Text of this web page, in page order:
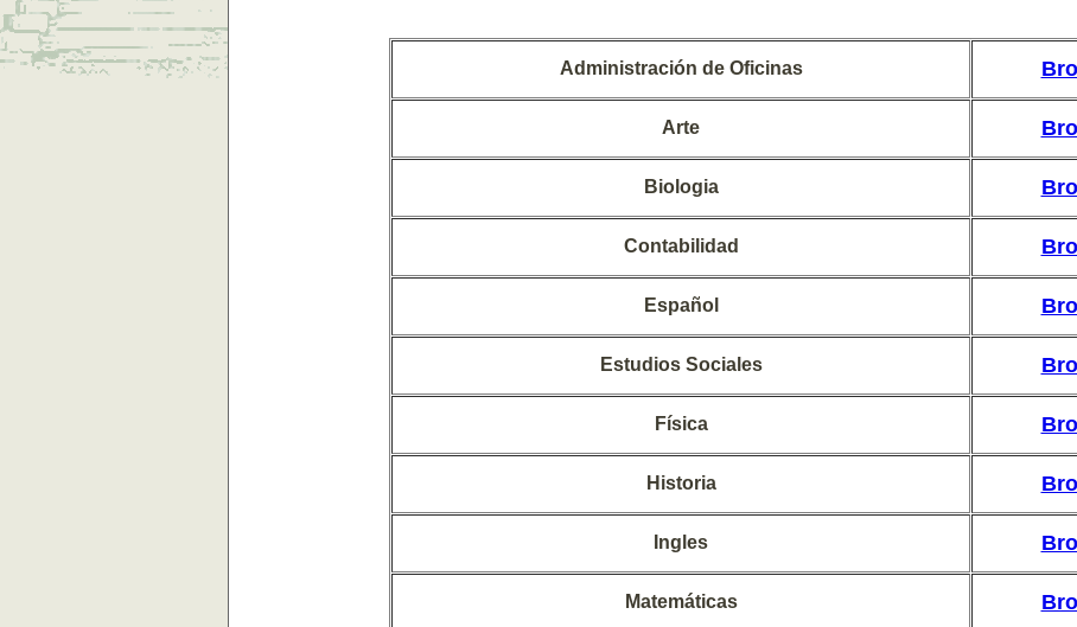
Administración de Oficinas
Arte
Biologia
Contabilidad
Español
Estudios Sociales
Física
Historia
Ingles
Matemáticas